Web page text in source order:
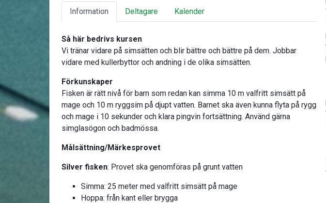
Information Deltagare Kalender
Så här bedrivs kursen
Vi tränar vidare på simsätten och blir bättre och bättre på dem. Jobbar
vidare med kullerbyttor och andning i de olika simsätten.
Förkunskaper
Fisken är rätt nivå för barn som redan kan simma 10 m valfritt simsätt på
mage och 10 m ryggsim på djupt vatten. Barnet ska även kunna flyta på rygg
och mage i 10 sekunder och klara pingvin fortsättning. Använd gärna
simglasögon och badmössa.
Målsättning/Märkesprovet
Silver fisken: Provet ska genomföras på grunt vatten
Simma: 25 meter med valfritt simsätt på mage
Hoppa: från kant eller brygga